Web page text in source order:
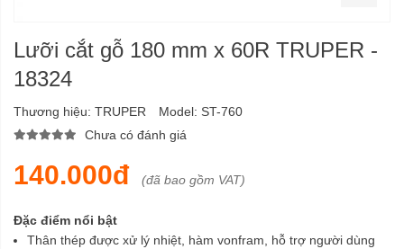
Lưỡi cắt gỗ 180 mm x 60R TRUPER -
18324
Thương hiệu: TRUPER Model: ST-760
Chưa có đánh giá
140.000đ (đã bao gồm VAT)
Đặc điểm nổi bật
Thân thép được xử lý nhiệt, hàm vonfram, hỗ trợ người dùng